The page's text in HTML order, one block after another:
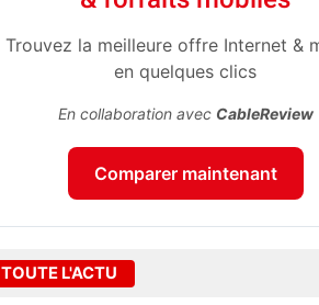
Trouvez la meilleure offre Internet &
en quelques clics
En collaboration avec CableReview
Comparer maintenant
TOUTE L'ACTU